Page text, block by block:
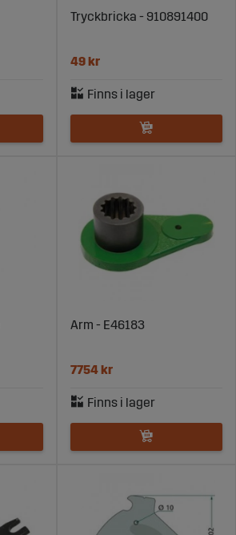
Tryckbricka - 910891400
49 kr
Arm - E46183
7754 kr